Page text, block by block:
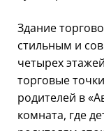
Здание
стильным и
четырех
торговые
родителей в
комната, где